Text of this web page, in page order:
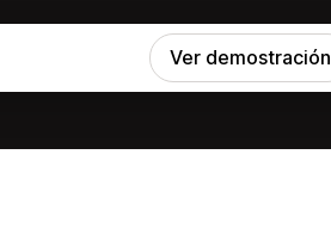
Ver demostración